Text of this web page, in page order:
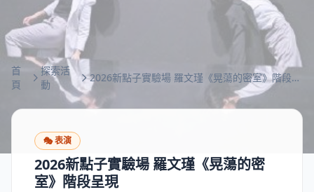
首
頁
探索活
動
2026新點子實驗場 羅文瑾《晃蕩的密室》階段呈現
🎭表演
2026新點子實驗場 羅文瑾《晃蕩的密
室》階段呈現